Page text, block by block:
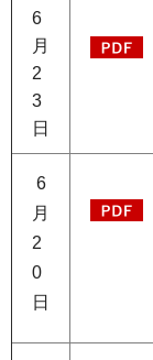
6
月
2
3
日
6
月
2
0
日